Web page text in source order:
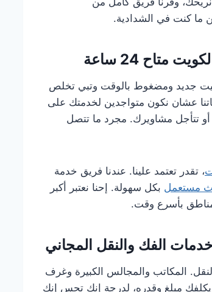
ما كنت في الشدادية.
24 ساعة
جديد ومضغوط بالوقت وتبي تخلص
عشان نكون متواجدين لخدمتك على
أو تتأجل مشاويرك. مجرد ما تتصل
، تقدر تعتمد علينا. عندنا فريق خدمة
مستعمل بكل سهولة. إحنا نعتبر أكبر
بأسرع وقت.
الفك والنقل المجاني
المكاتب والمجالس الكبيرة وغرف
مبلغ وقدره، لدرجة إنك تحس إنك